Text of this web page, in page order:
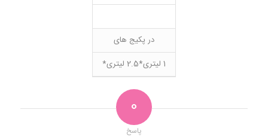
در پکیج های
1 لیتری*2.5 لیتری*
0
پاسخ